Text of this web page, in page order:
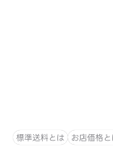
標準送料とは お店価格と